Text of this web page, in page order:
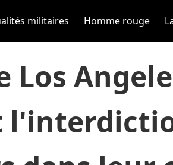
militaires Homme rouge
Los